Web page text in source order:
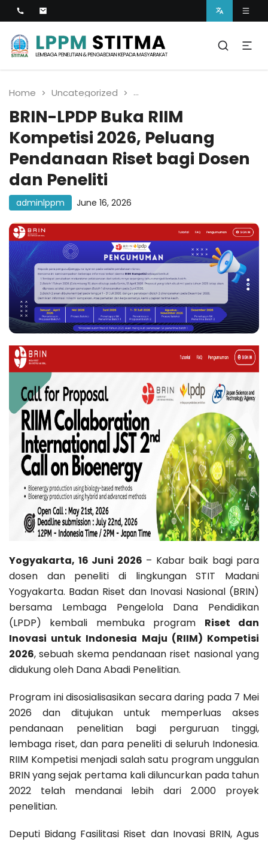
LPPM STITMA
Masyarakat
Home Uncategorized BRIN-LPDP Buka RIIM
BRIN-LPDP Buka RIIM
Kompetisi 2026, Peluang
Pendanaan Riset bagi Dosen
dan Peneliti
adminlppm June 16, 2026
Yogyakarta, 16 Juni 2026 – Kabar baik bagi para
dosen dan peneliti di lingkungan STIT Madani
Yogyakarta. Badan Riset dan Inovasi Nasional (BRIN)
bersama Lembaga Pengelola Dana Pendidikan
(LPDP) kembali membuka program Riset dan
Inovasi untuk Indonesia Maju (RIIM) Kompetisi
2026, sebuah skema pendanaan riset nasional yang
didukung oleh Dana Abadi Penelitian.
Program ini disosialisasikan secara daring pada 7 Mei
2026 dan ditujukan untuk memperluas akses
pendanaan penelitian bagi perguruan tinggi,
lembaga riset, dan para peneliti di seluruh Indonesia.
RIIM Kompetisi menjadi salah satu program unggulan
BRIN yang sejak pertama kali diluncurkan pada tahun
2022 telah mendanai lebih dari 2.000 proyek
penelitian.
Deputi Bidang Fasilitasi Riset dan Inovasi BRIN, Agus